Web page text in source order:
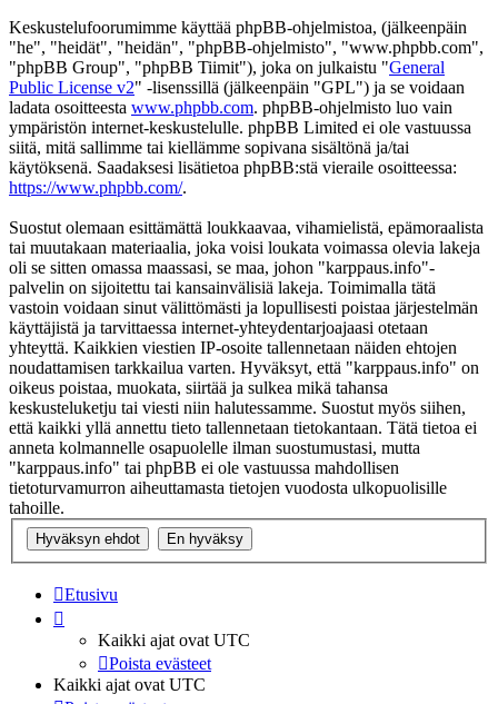
Keskustelufoorumimme käyttää phpBB-ohjelmistoa, (jälkeenpäin
"he", "heidät", "heidän", "phpBB-ohjelmisto", "www.phpbb.com",
"phpBB Group", "phpBB Tiimit"), joka on julkaistu "General
Public License v2" -lisenssillä (jälkeenpäin "GPL") ja se voidaan
ladata osoitteesta www.phpbb.com. phpBB-ohjelmisto luo vain
ympäristön internet-keskustelulle. phpBB Limited ei ole vastuussa
siitä, mitä sallimme tai kiellämme sopivana sisältönä ja/tai
käytöksenä. Saadaksesi lisätietoa phpBB:stä vieraile osoitteessa:
https://www.phpbb.com/.
Suostut olemaan esittämättä loukkaavaa, vihamielistä, epämoraalista
tai muutakaan materiaalia, joka voisi loukata voimassa olevia lakeja
oli se sitten omassa maassasi, se maa, johon "karppaus.info"-
palvelin on sijoitettu tai kansainvälisiä lakeja. Toimimalla tätä
vastoin voidaan sinut välittömästi ja lopullisesti poistaa järjestelmän
käyttäjistä ja tarvittaessa internet-yhteydentarjoajaasi otetaan
yhteyttä. Kaikkien viestien IP-osoite tallennetaan näiden ehtojen
noudattamisen tarkkailua varten. Hyväksyt, että "karppaus.info" on
oikeus poistaa, muokata, siirtää ja sulkea mikä tahansa
keskusteluketju tai viesti niin halutessamme. Suostut myös siihen,
että kaikki yllä annettu tieto tallennetaan tietokantaan. Tätä tietoa ei
anneta kolmannelle osapuolelle ilman suostumustasi, mutta
"karppaus.info" tai phpBB ei ole vastuussa mahdollisen
tietoturvamurron aiheuttamasta tietojen vuodosta ulkopuolisille
tahoille.
Etusivu
Kaikki ajat ovat UTC
Poista evästeet
Kaikki ajat ovat UTC